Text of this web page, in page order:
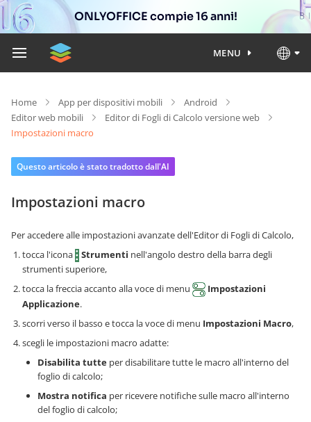
ONLYOFFICE compie 16 anni!
MENU
Home App per dispositivi mobili
Android
Editor web mobili
Editor di Fogli di Calcolo versione web
Impostazioni macro
Questo articolo è stato tradotto dall'AI
Impostazioni macro
Per accedere alle impostazioni avanzate dell'Editor di Fogli di Calcolo,
tocca l'icona
Strumenti nell'angolo destro della barra degli
strumenti superiore,
tocca la freccia accanto alla voce di menu
Impostazioni
Applicazione.
scorri verso il basso e tocca la voce di menu Impostazioni Macro,
scegli le impostazioni macro adatte:
Disabilita tutte per disabilitare tutte le macro all'interno del
foglio di calcolo;
Mostra notifica per ricevere notifiche sulle macro all'interno
del foglio di calcolo;